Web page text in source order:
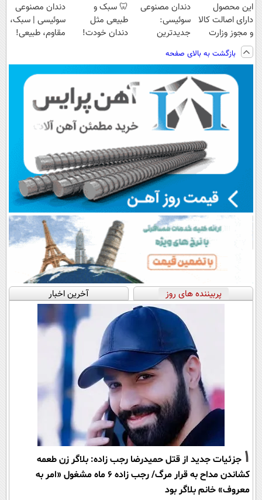
این محصول
دارای اصالت کالا
و مجوز وزارت
بهداشت
است(55%تخفیف)
دندان مصنوعی
سوئیسی:
جدیدترین
سبک و مقاوم |
پرداخت قسطی
🦷 سبک و
طبیعی مثل
دندان خودت!
💳 📍 تهران
دندان مصنوعی
سوئیسی | سبک،
مقاوم، طبیعی!
اقساطی😍
بازگشت به بالای صفحه
پربیننده های روز آخرین اخبار
1 جزئیات جدید از قتل حمیدرضا رجب زاده: بلاگر زن طعمه
کشاندن مداح به قرار مرگ/ رجب زاده 6 ماه مشغول «امر به
معروف» خانم بلاگر بود